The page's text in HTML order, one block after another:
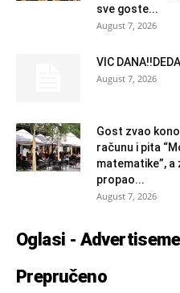
sve goste...
August 7, 2026
VIC
August 7, 2026
Gost zvao
računu i pita
matematike”,
propao...
August 7, 2026
Oglasi -
Prepručeno